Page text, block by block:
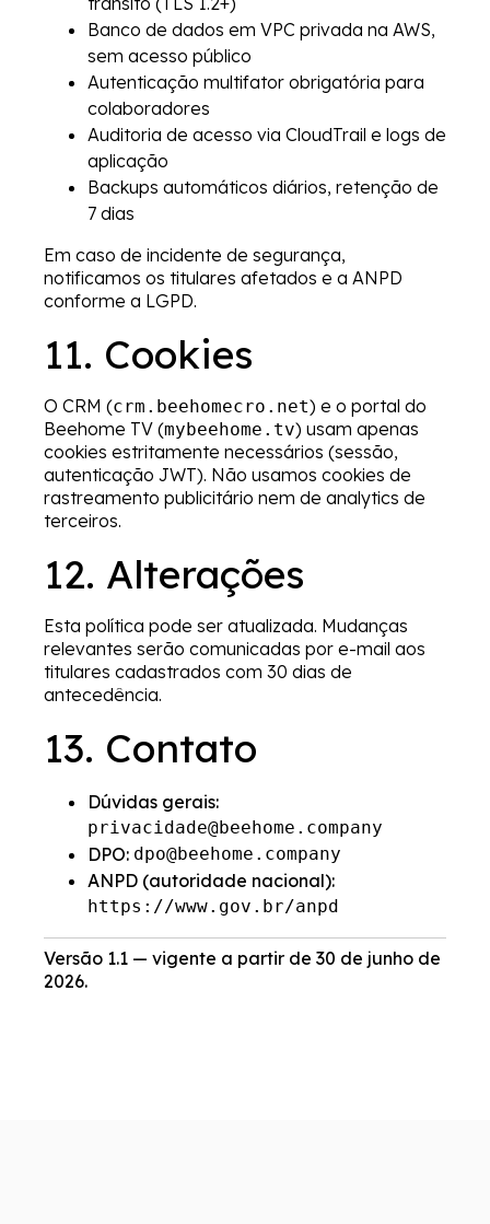
Banco de dados em VPC privada na AWS,
sem acesso público
Autenticação multifator obrigatória para
colaboradores
Auditoria de acesso via CloudTrail e logs de
aplicação
Backups automáticos diários, retenção de
7 dias
Em caso de incidente de segurança,
notificamos os titulares afetados e a ANPD
conforme a LGPD.
11. Cookies
O CRM (crm.beehomecro.net) e o portal do
Beehome TV (mybeehome.tv) usam apenas
cookies estritamente necessários (sessão,
autenticação JWT). Não usamos cookies de
rastreamento publicitário nem de analytics de
terceiros.
12. Alterações
Esta política pode ser atualizada. Mudanças
relevantes serão comunicadas por e-mail aos
titulares cadastrados com 30 dias de
antecedência.
13. Contato
Dúvidas gerais:
privacidade@beehome.company
DPO: dpo@beehome.company
ANPD (autoridade nacional):
https://www.gov.br/anpd
Versão 1.1 — vigente a partir de 30 de junho de
2026.